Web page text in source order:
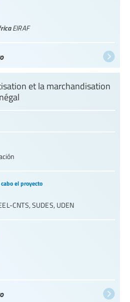
EIRAF
et la marchandisation
el proyecto
CNTS, SUDES, UDEN